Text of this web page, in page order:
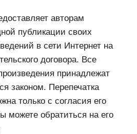
авторам
публикации своих
в сети Интернет на
договора. Все
принадлежат
законом. Перепечатка
только с согласия его
можете обратиться на его